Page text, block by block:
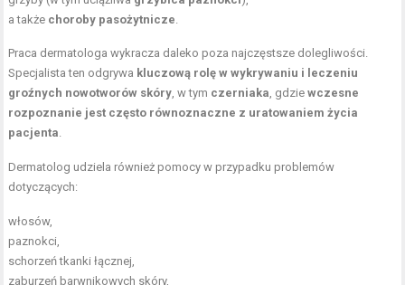
a także choroby pasożytnicze.
Praca dermatologa wykracza daleko poza najczęstsze dolegliwości.
Specjalista ten odgrywa kluczową rolę w wykrywaniu i leczeniu
groźnych nowotworów skóry, w tym czerniaka, gdziewczesne
rozpoznanie jest często równoznaczne z uratowaniem życia
pacjenta.
Dermatolog udziela również pomocy w przypadku problemów
dotyczących:
włosów,
paznokci,
schorzeń tkanki łącznej,
zaburzeń barwnikowych skóry,